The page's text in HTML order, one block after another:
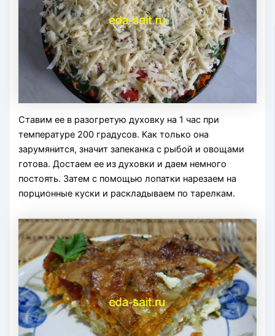
Ставим ее в разогретую духовку на 1 час при
температуре 200 градусов. Как только она
зарумянится, значит запеканка с рыбой и овощами
готова. Достаем ее из духовки и даем немного
постоять. Затем с помощью лопатки нарезаем на
порционные куски и раскладываем по тарелкам.